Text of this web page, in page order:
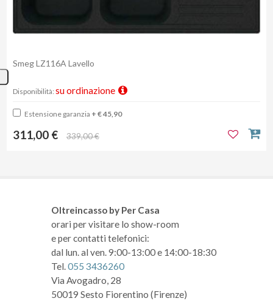
Smeg LZ116A Lavello
Disponibilità: su ordinazione
Estensione garanzia + € 45,90
311,00 € 339,00 €
Oltreincasso by Per Casa
orari per visitare lo show-room
e per contatti telefonici:
dal lun. al ven. 9:00-13:00 e 14:00-18:30
Tel.055 3436260
Via Avogadro, 28
50019 Sesto Fiorentino (Firenze)